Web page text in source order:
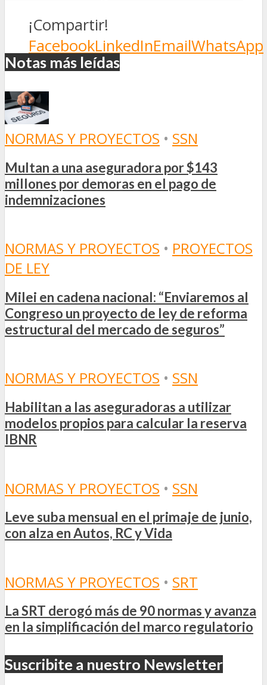
¡Compartir!
FacebookLinkedInEmailWhatsApp
Notas más leídas
NORMAS Y PROYECTOS • SSN
Multan a una aseguradora por $143
millones por demoras en el pago de
indemnizaciones
NORMAS Y PROYECTOS • PROYECTOS
DE LEY
Milei en cadena nacional: “Enviaremos al
Congreso un proyecto de ley de reforma
estructural del mercado de seguros”
NORMAS Y PROYECTOS • SSN
Habilitan a las aseguradoras a utilizar
modelos propios para calcular la reserva
IBNR
NORMAS Y PROYECTOS • SSN
Leve suba mensual en el primaje de junio,
con alza en Autos, RC y Vida
NORMAS Y PROYECTOS • SRT
La SRT derogó más de 90 normas y avanza
en la simplificación del marco regulatorio
Suscribite a nuestro Newsletter